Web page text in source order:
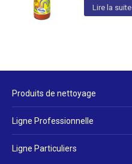
Lire la suite
Produits de nettoyage
Ligne Professionnelle
Ligne Particuliers